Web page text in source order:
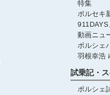
特集
ポルセキ
動画ニュ
ポルシェ
羽根幸浩
試乗記・
ポルシェ